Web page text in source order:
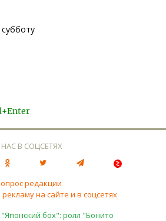
В СОЦСЕТЯХ
редакции
на сайте и в соцсетях
бох": ролл "Бонито